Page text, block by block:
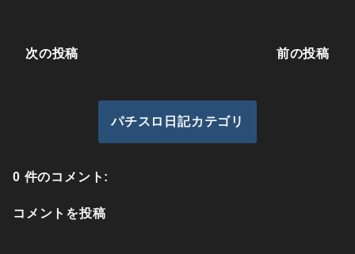
次の投稿 前の投稿
パチスロ日記カテゴリ
0 件のコメント:
コメントを投稿